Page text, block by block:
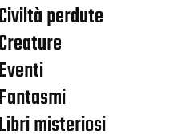
perdute
misteriosi